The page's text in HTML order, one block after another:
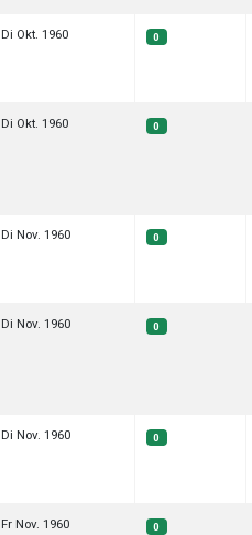
Di Okt. 1960 0
Di Okt. 1960 0
Di Nov. 1960 0
Di Nov. 1960 0
Di Nov. 1960 0
Fr Nov. 1960 0